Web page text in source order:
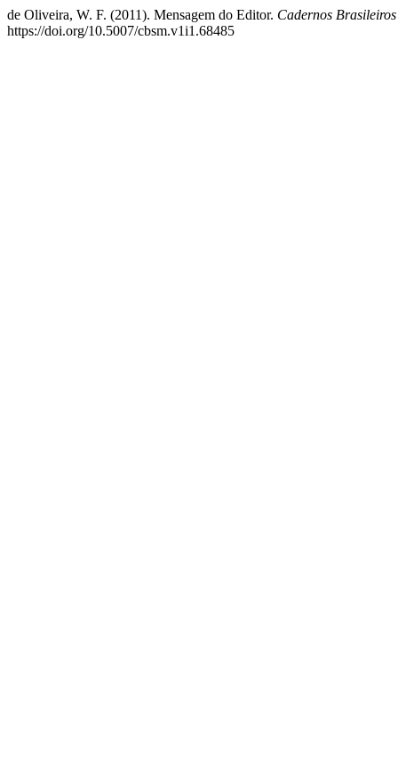
de Oliveira, W. F. (2011). Mensagem do Editor. Cadernos
https://doi.org/10.5007/cbsm.v1i1.68485